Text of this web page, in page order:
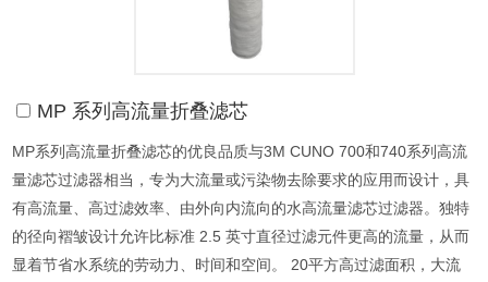
MP 系列高流量折叠滤芯
MP系列高流量折叠滤芯的优良品质与3M CUNO 700和740系列高流
量滤芯过滤器相当，专为大流量或污染物去除要求的应用而设计，具
有高流量、高过滤效率、由外向内流向的水高流量滤芯过滤器。独特
的径向褶皱设计允许比标准 2.5 英寸直径过滤元件更高的流量，从而
显着节省水系统的劳动力、时间和空间。 20平方高过滤面积，大流